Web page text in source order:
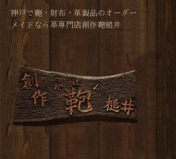
神戸で鞄・財布・革製品のオーダー
メイドなら革専門店創作鞄槌井